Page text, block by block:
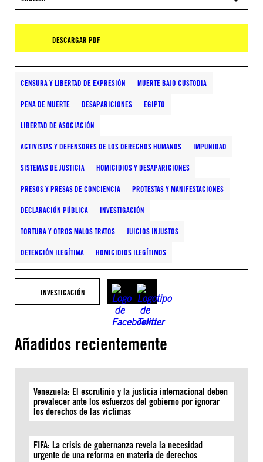
DESCARGAR PDF
CENSURA Y LIBERTAD DE EXPRESIÓN MUERTE BAJO CUSTODIA
PENA DE MUERTE DESAPARICIONES EGIPTO
LIBERTAD DE ASOCIACIÓN
ACTIVISTAS Y DEFENSORES DE LOS DERECHOS HUMANOS IMPUNIDAD
SISTEMAS DE JUSTICIA HOMICIDIOS Y DESAPARICIONES
PRESOS Y PRESAS DE CONCIENCIA PROTESTAS Y MANIFESTACIONES
DECLARACIÓN PÚBLICA INVESTIGACIÓN
TORTURA Y OTROS MALOS TRATOS JUICIOS INJUSTOS
DETENCIÓN ILEGÍTIMA HOMICIDIOS ILEGÍTIMOS
INVESTIGACIÓN
Añadidos recientemente
Venezuela: El escrutinio y la justicia internacional deben
prevalecer ante los esfuerzos del gobierno por ignorar
los derechos de las víctimas
FIFA: La crisis de gobernanza revela la necesidad
urgente de una reforma en materia de derechos